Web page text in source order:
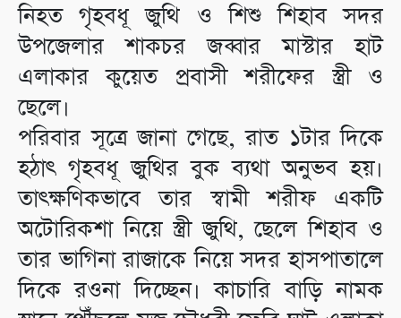
নিহত গৃহবধূ জুথি ও শিশু শিহাব সদর
উপজেলার শাকচর জব্বার মাস্টার হাট
এলাকার কুয়েত প্রবাসী শরীফের স্ত্রী ও
ছেলে।
পরিবার সূত্রে জানা গেছে, রাত ১টার দিকে
হঠাৎ গৃহবধূ জুথির বুক ব্যথা অনুভব হয়।
তাৎক্ষণিকভাবে তার স্বামী শরীফ একটি
অটোরিকশা নিয়ে স্ত্রী জুথি, ছেলে শিহাব ও
তার ভাগিনা রাজাকে নিয়ে সদর হাসপাতালে
দিকে রওনা দিচ্ছেন। কাচারি বাড়ি নামক